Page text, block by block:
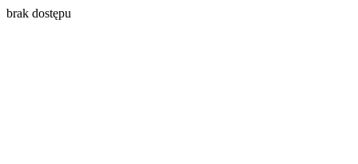
brak dostępu